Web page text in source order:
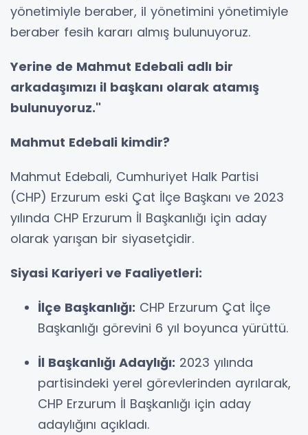
yönetimiyle beraber, il yönetimini yönetimiyle
beraber fesih kararı almış bulunuyoruz.
Yerine de Mahmut Edebali adlı bir
arkadaşımızı il başkanı olarak atamış
bulunuyoruz."
Mahmut Edebali kimdir?
Mahmut Edebali, Cumhuriyet Halk Partisi
(CHP) Erzurum eski Çat İlçe Başkanı ve 2023
yılında CHP Erzurum İl Başkanlığı için aday
olarak yarışan bir siyasetçidir.
Siyasi Kariyeri ve Faaliyetleri:
İlçe Başkanlığı: CHP Erzurum Çat İlçe
Başkanlığı görevini 6 yıl boyunca yürüttü.
İl Başkanlığı Adaylığı: 2023 yılında
partisindeki yerel görevlerinden ayrılarak,
CHP Erzurum İl Başkanlığı için aday
adaylığını açıkladı.